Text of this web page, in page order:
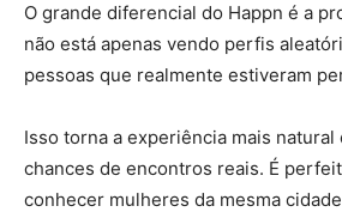
O grande diferencial do Happn é a
não está apenas vendo perfis
pessoas que realmente estiveram
Isso torna a experiência mais natural
chances de encontros reais. É
conhecer mulheres da mesma